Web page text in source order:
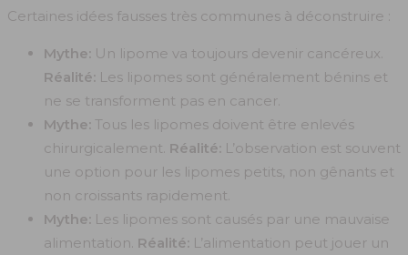
Certaines idées fausses très communes à déconstruire :
Mythe: Un lipome va toujours devenir cancéreux.
Réalité: Les lipomes sont généralement bénins et
ne se transforment pas en cancer.
Mythe: Tous les lipomes doivent être enlevés
chirurgicalement. Réalité: L’observation est souvent
une option pour les lipomes petits, non gênants et
non croissants rapidement.
Mythe: Les lipomes sont causés par une mauvaise
alimentation. Réalité: L’alimentation peut jouer un